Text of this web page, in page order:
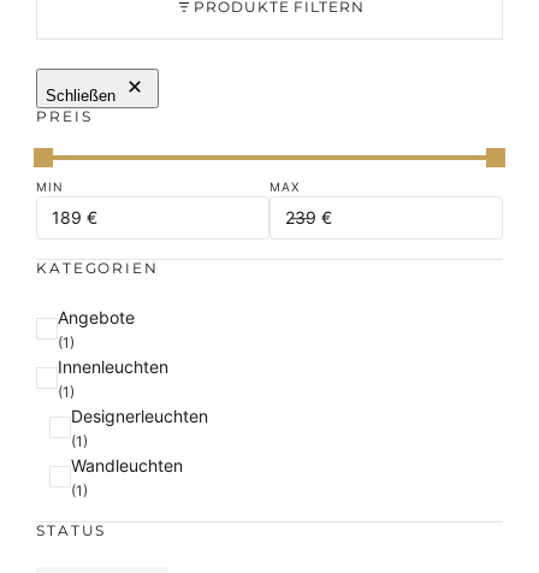
PRODUKTE FILTERN
Schließen
PREIS
KATEGORIEN
K
a
t
e
e
Angebote
(1)
Innenleuchten
(1)
Designerleuchten
(1)
Wandleuchten
(1)
STATUS